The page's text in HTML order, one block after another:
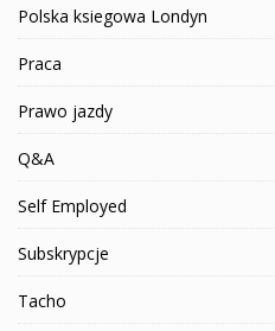
Polska ksiegowa Londyn
Praca
Prawo jazdy
Q&A
Self Employed
Subskrypcje
Tacho